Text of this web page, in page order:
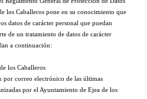
los Caballeros pone en su conocimiento que
datos de carácter personal que puedan
de un tratamiento de datos de carácter
a continuación:
los Caballeros
correo electrónico de las últimas
por el Ayuntamiento de Ejea de los